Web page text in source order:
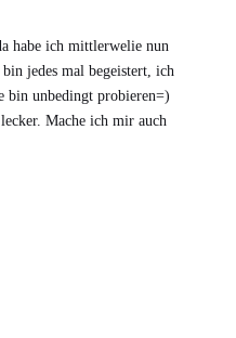
habe ich mittlerwelie nun
jedes mal begeistert, ich
bin unbedingt probieren=)
Mache ich mir auch